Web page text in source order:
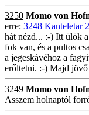
3250 Momo von
erre: 3248 Kanteletar
hát nézd... :-) Itt ülök
fok van, és a pultos
a jegeskávéhoz a
erőltetni. :-) Majd
3249 Momo von
Asszem holnaptól